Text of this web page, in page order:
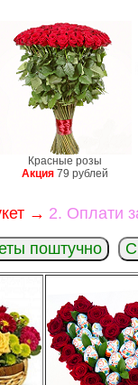
Красные розы
Акция 79 рублей
→ 2. Оплати
поштучно